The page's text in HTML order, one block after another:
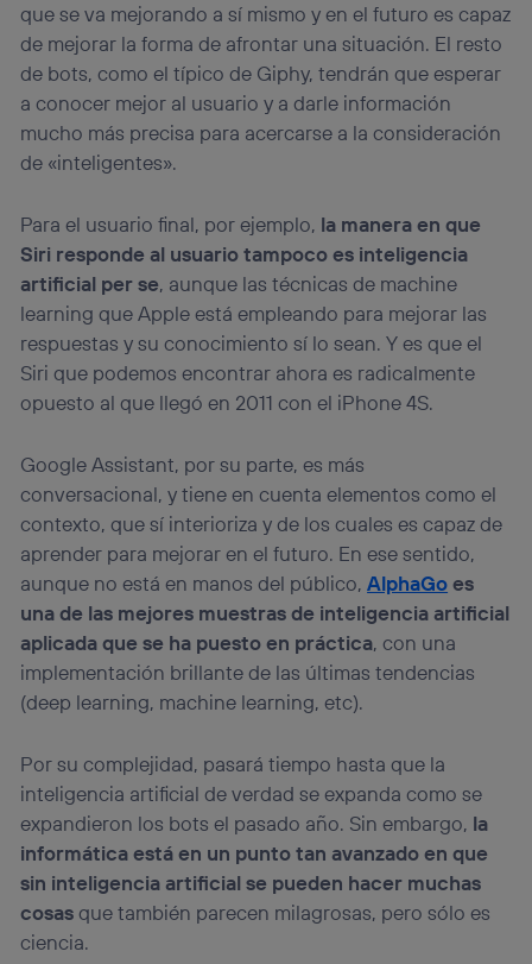
que se va mejorando a sí mismo y en el futuro es capaz
de mejorar la forma de afrontar una situación. El resto
de bots, como el típico de Giphy, tendrán que esperar
a conocer mejor al usuario y a darle información
mucho más precisa para acercarse a la consideración
de «inteligentes».
Para el usuario final, por ejemplo, la manera en que
Siri responde al usuario tampoco es inteligencia
artificial per se, aunque las técnicas de machine
learning que Apple está empleando para mejorar las
respuestas y su conocimiento sí lo sean. Y es que el
Siri que podemos encontrar ahora es radicalmente
opuesto al que llegó en 2011 con el iPhone 4S.
Google Assistant, por su parte, es más
conversacional, y tiene en cuenta elementos como el
contexto, que sí interioriza y de los cuales es capaz de
aprender para mejorar en el futuro. En ese sentido,
aunque no está en manos del público,AlphaGoes
una de las mejores muestras de inteligencia artificial
aplicada que se ha puesto en práctica, con una
implementación brillante de las últimas tendencias
(deep learning, machine learning, etc).
Por su complejidad, pasará tiempo hasta que la
inteligencia artificial de verdad se expanda como se
expandieron los bots el pasado año. Sin embargo, la
informática está en un punto tan avanzado en que
sin inteligencia artificial se pueden hacer muchas
cosasque también parecen milagrosas, pero sólo es
ciencia.